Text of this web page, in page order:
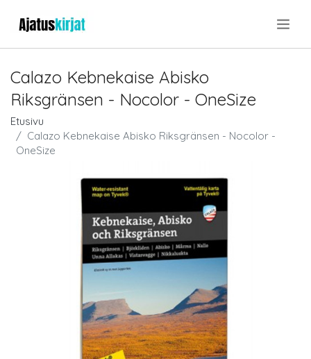
Calazo Kebnekaise Abisko
Riksgränsen - Nocolor - OneSize
Etusivu
Calazo Kebnekaise Abisko Riksgränsen - Nocolor -
OneSize